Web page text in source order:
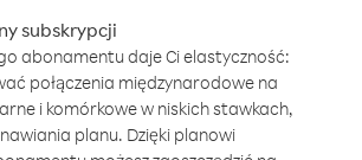
subskrypcji
abonamentu daje Ci elastyczność:
połączenia międzynarodowe na
i komórkowe w niskich stawkach,
planu. Dzięki planowi